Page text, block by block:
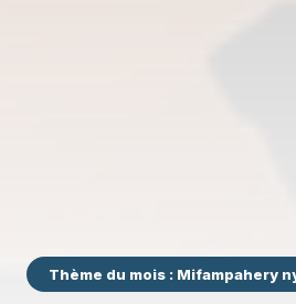
Thème du mois : Mifampahery